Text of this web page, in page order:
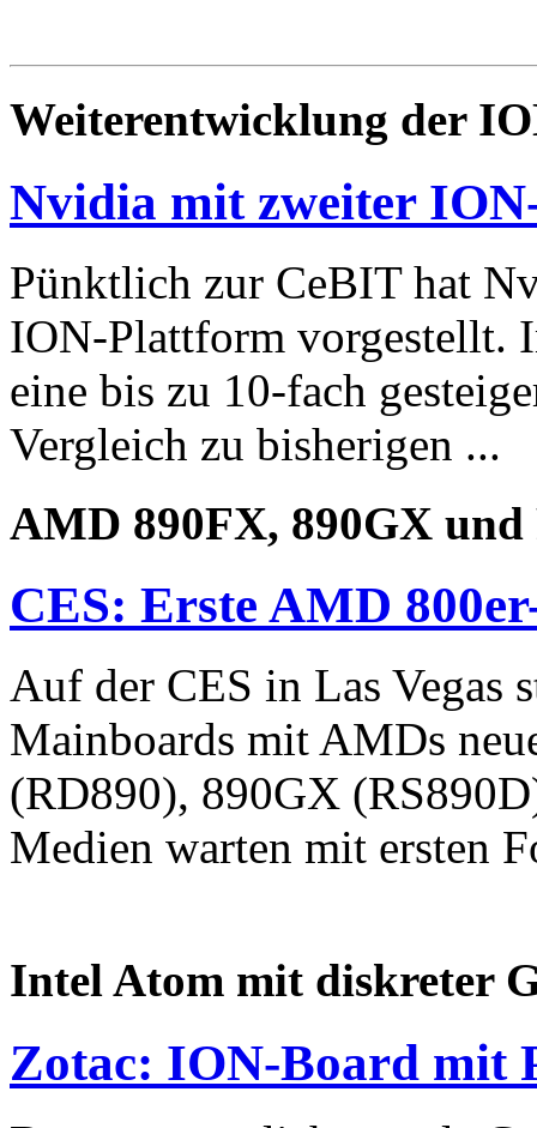
Weiterentwicklung der
Nvidia mit zweiter
Pünktlich zur CeBIT hat
ION-Plattform vorgestellt.
eine bis zu 10-fach
Vergleich zu bisherigen ...
AMD 890FX, 890GX und
CES: Erste AMD
Auf der CES in Las Vegas
Mainboards mit AMDs
(RD890), 890GX
Medien warten mit ersten
Intel Atom mit diskreter
Zotac: ION-Board mit